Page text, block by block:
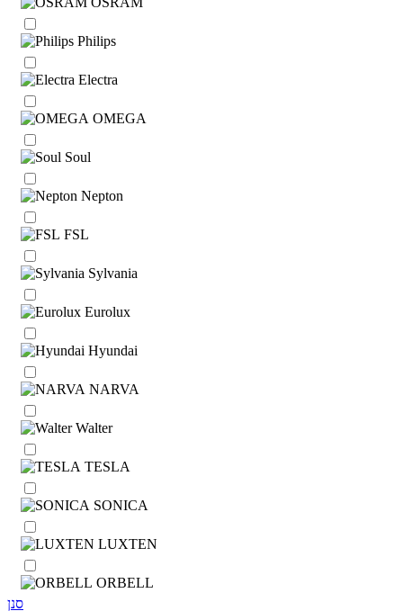
Philips
Electra
OMEGA
Soul
Nepton
FSL
Sylvania
Eurolux
Hyundai
NARVA
Walter
TESLA
SONICA
LUXTEN
ORBELL
סנן